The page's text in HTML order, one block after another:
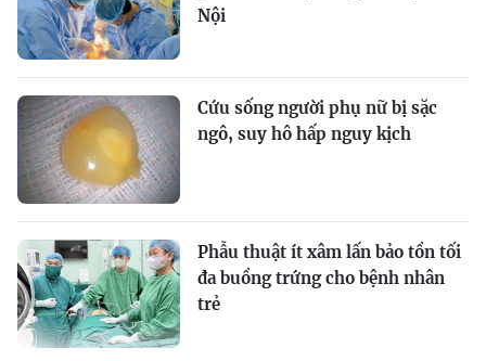
Nội
Cứu sống người phụ nữ bị sặc
ngô, suy hô hấp nguy kịch
Phẫu thuật ít xâm lấn bảo tồn tối
đa buồng trứng cho bệnh nhân
trẻ